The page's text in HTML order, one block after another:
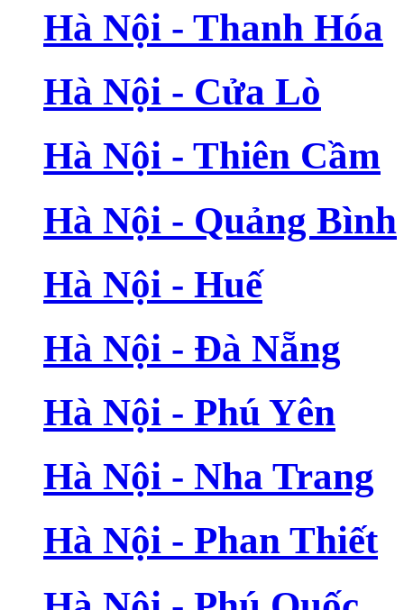
Hà Nội - Thanh Hóa
Hà Nội - Cửa Lò
Hà Nội - Thiên Cầm
Hà Nội - Quảng Bình
Hà Nội - Huế
Hà Nội - Đà Nẵng
Hà Nội - Phú Yên
Hà Nội - Nha Trang
Hà Nội - Phan Thiết